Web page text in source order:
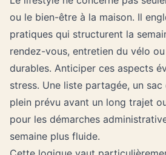
ou le bien-être à la maison. Il
pratiques qui structurent la
rendez-vous, entretien du vélo
durables. Anticiper ces aspects
stress. Une liste partagée, un
plein prévu avant un long trajet
pour les démarches
semaine plus fluide.